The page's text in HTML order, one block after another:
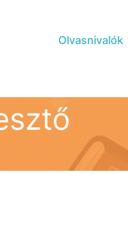
Olvasnivalók